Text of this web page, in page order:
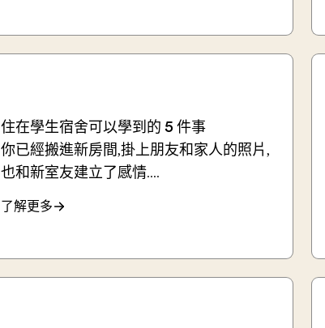
住在學生宿舍可以學到的 5 件事
你已經搬進新房間,掛上朋友和家人的照片,
也和新室友建立了感情....
了解更多